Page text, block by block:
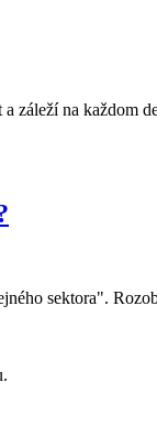
na každom
sektora".